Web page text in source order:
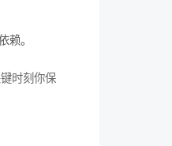
赖。
时刻你保